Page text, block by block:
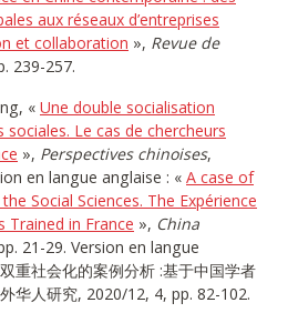
aux réseaux d’entreprises
et collaboration », Revue de
239-257.
« Une double socialisation
sociales. Le cas de chercheurs
», Perspectives chinoises,
en langue anglaise : « A case of
Social Sciences. The Expérience
Trained in France », China
21-29. Version en langue
重社会化的案例分析 :基于中国学者
华人研究, 2020/12, 4, pp. 82-102.